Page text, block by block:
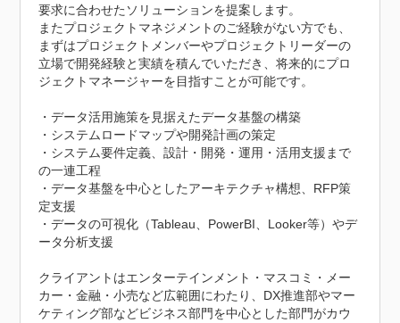
要求に合わせたソリューションを提案します。
またプロジェクトマネジメントのご経験がない方でも、
まずはプロジェクトメンバーやプロジェクトリーダーの
立場で開発経験と実績を積んでいただき、将来的にプロ
ジェクトマネージャーを目指すことが可能です。
・データ活用施策を見据えたデータ基盤の構築
・システムロードマップや開発計画の策定
・システム要件定義、設計・開発・運用・活用支援まで
の一連工程
・データ基盤を中心としたアーキテクチャ構想、RFP策
定支援
・データの可視化（Tableau、PowerBI、Looker等）やデ
ータ分析支援
クライアントはエンターテインメント・マスコミ・メー
カー・金融・小売など広範囲にわたり、DX推進部やマー
ケティング部などビジネス部門を中心とした部門がカウ